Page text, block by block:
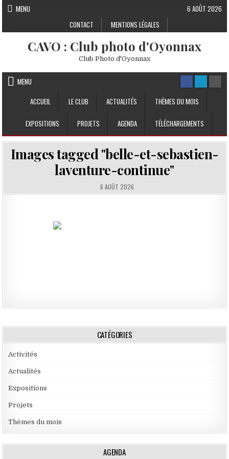
Skip to content
MENU
CONTACT
MENTIONS LÉGALES
6 AOÛT 2026
CAVO : Club photo d'Oyonnax
Club Photo d'Oyonnax
MENU
ACCUEIL
LE CLUB ACTUALITÉS THÈMES DU MOIS
EXPOSITIONS PROJETS AGENDA TÉLÉCHARGEMENTS
Images tagged "belle-et-sebastien-
laventure-continue"
6 AOÛT 2026
CATÉGORIES
Activités
Actualités
Expositions
Projets
Thèmes du mois
AGENDA